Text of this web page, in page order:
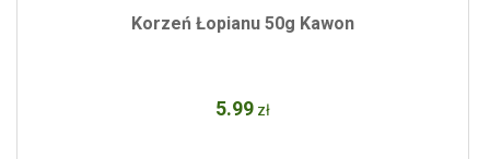
Korzeń Łopianu 50g Kawon
5.99 zł